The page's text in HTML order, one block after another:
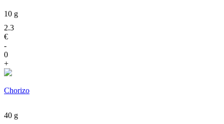
10 g
2.3
€
-
0
+
Chorizo
40 g